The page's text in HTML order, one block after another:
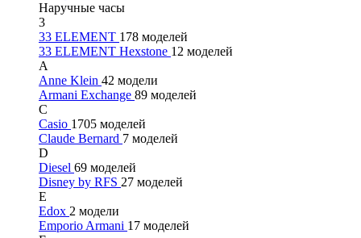
Наручные часы
3
33 ELEMENT 178 моделей
33 ELEMENT Hexstone 12 моделей
A
Anne Klein 42 модели
Armani Exchange 89 моделей
C
Casio 1705 моделей
Claude Bernard 7 моделей
D
Diesel 69 моделей
Disney by RFS 27 моделей
E
Edox 2 модели
Emporio Armani 17 моделей